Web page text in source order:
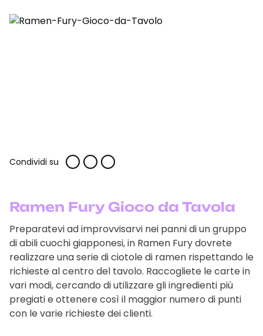
Condividi su
Ramen Fury Gioco da Tavola
Preparatevi ad improvvisarvi nei panni di un gruppo
di abili cuochi giapponesi, in Ramen Fury dovrete
realizzare una serie di ciotole di ramen rispettando le
richieste al centro del tavolo. Raccogliete le carte in
vari modi, cercando di utilizzare gli ingredienti più
pregiati e ottenere così il maggior numero di punti
con le varie richieste dei clienti.